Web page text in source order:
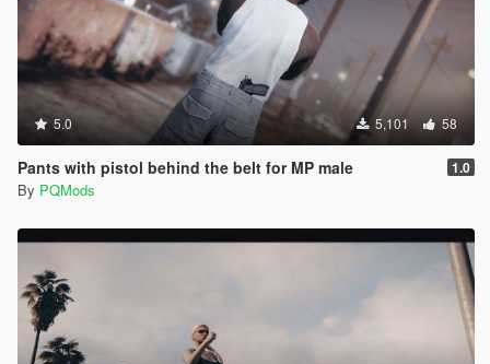
5.0 5,101 58
Pants with pistol behind the belt for MP male 1.0
By PQMods